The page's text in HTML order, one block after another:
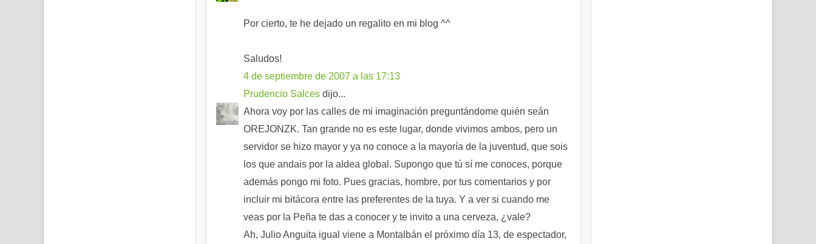
Por cierto, te he dejado un regalito en mi blog ^^
Saludos!
4 de septiembre de 2007 a las 17:13
Prudencio Salces dijo...
Ahora voy por las calles de mi imaginación preguntándome quién seán
OREJONZK. Tan grande no es este lugar, donde vivimos ambos, pero un
servidor se hizo mayor y ya no conoce a la mayoría de la juventud, que sois
los que andais por la aldea global. Supongo que tú sí me conoces, porque
además pongo mi foto. Pues gracias, hombre, por tus comentarios y por
incluir mi bitácora entre las preferentes de la tuya. Y a ver si cuando me
veas por la Peña te das a conocer y te invito a una cerveza, ¿vale?
Ah, Julio Anguita igual viene a Montalbán el próximo día 13, de espectador,